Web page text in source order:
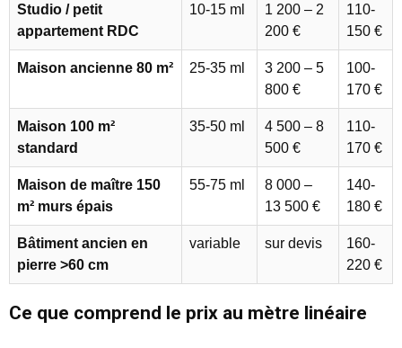
Studio / petit
appartement RDC
10-15 ml
1 200 – 2
200 €
110-
150 €
Maison ancienne 80 m² 25-35 ml
3 200 – 5
800 €
100-
170 €
Maison 100 m²
standard
35-50 ml
4 500 – 8
500 €
110-
170 €
Maison de maître 150
m² murs épais
55-75 ml
8 000 –
13 500 €
140-
180 €
Bâtiment ancien en
pierre >60 cm
variable sur devis
160-
220 €
Ce que comprend le prix au mètre linéaire